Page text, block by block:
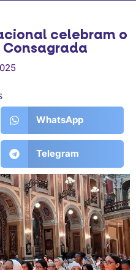
celebram o
WhatsApp
Telegram